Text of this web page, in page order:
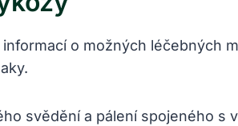
o možných léčebných
svědění a pálení spojeného s